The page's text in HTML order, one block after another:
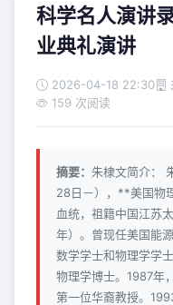
科学名人演讲
业典礼演讲
2026-04-18 22:30
159 次阅读
摘要： 朱棣文简介：
28日－），**美国物
血统，祖籍中国江苏
年）。曾现任美国能
数学学士和物理学学
物理学博士。1987年
第一位华裔教授。